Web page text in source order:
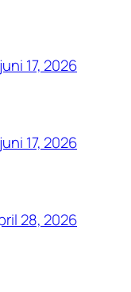
juni 17, 2026
juni 17, 2026
28, 2026